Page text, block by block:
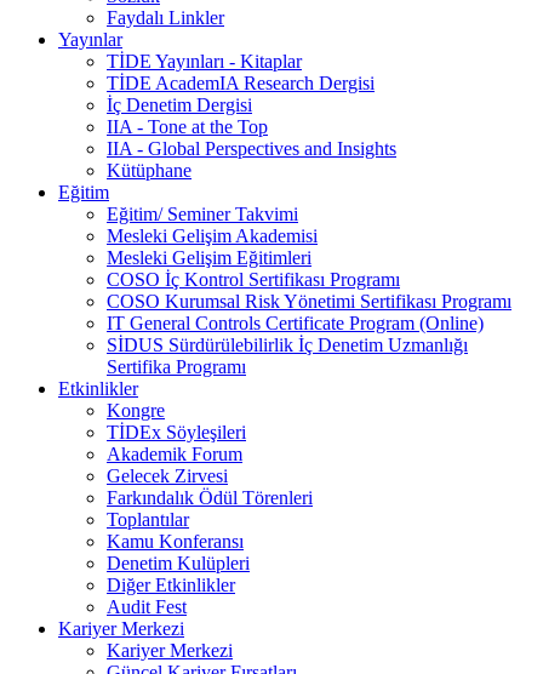
Faydalı Linkler
Yayınlar
TİDE Yayınları - Kitaplar
TİDE AcademIA Research Dergisi
İç Denetim Dergisi
IIA - Tone at the Top
IIA - Global Perspectives and Insights
Kütüphane
Eğitim
Eğitim/ Seminer Takvimi
Mesleki Gelişim Akademisi
Mesleki Gelişim Eğitimleri
COSO İç Kontrol Sertifikası Programı
COSO Kurumsal Risk Yönetimi Sertifikası Programı
IT General Controls Certificate Program (Online)
SİDUS Sürdürülebilirlik İç Denetim Uzmanlığı
Sertifika Programı
Etkinlikler
Kongre
TİDEx Söyleşileri
Akademik Forum
Gelecek Zirvesi
Farkındalık Ödül Törenleri
Toplantılar
Kamu Konferansı
Denetim Kulüpleri
Diğer Etkinlikler
Audit Fest
Kariyer Merkezi
Kariyer Merkezi